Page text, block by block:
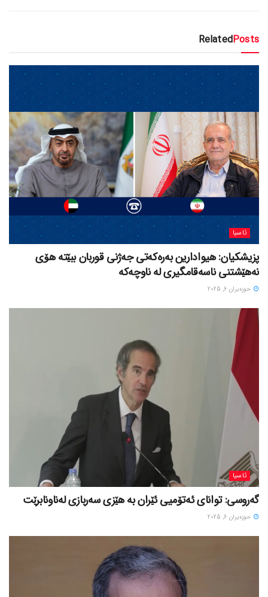
RelatedPosts
ئاسیا
پزیشکیان: هیوادارین بەرەکەتی جەژنی قوربان ببێتە هۆی
نەهێشتنی ناسەقامگیری لە ناوچەکە
حوزه‌یران 6, 2025
ئاسیا
گەروسی: توانای ئەتۆمیی ئێران بە هێزی سەربازی لەناونابرێت
حوزه‌یران 6, 2025